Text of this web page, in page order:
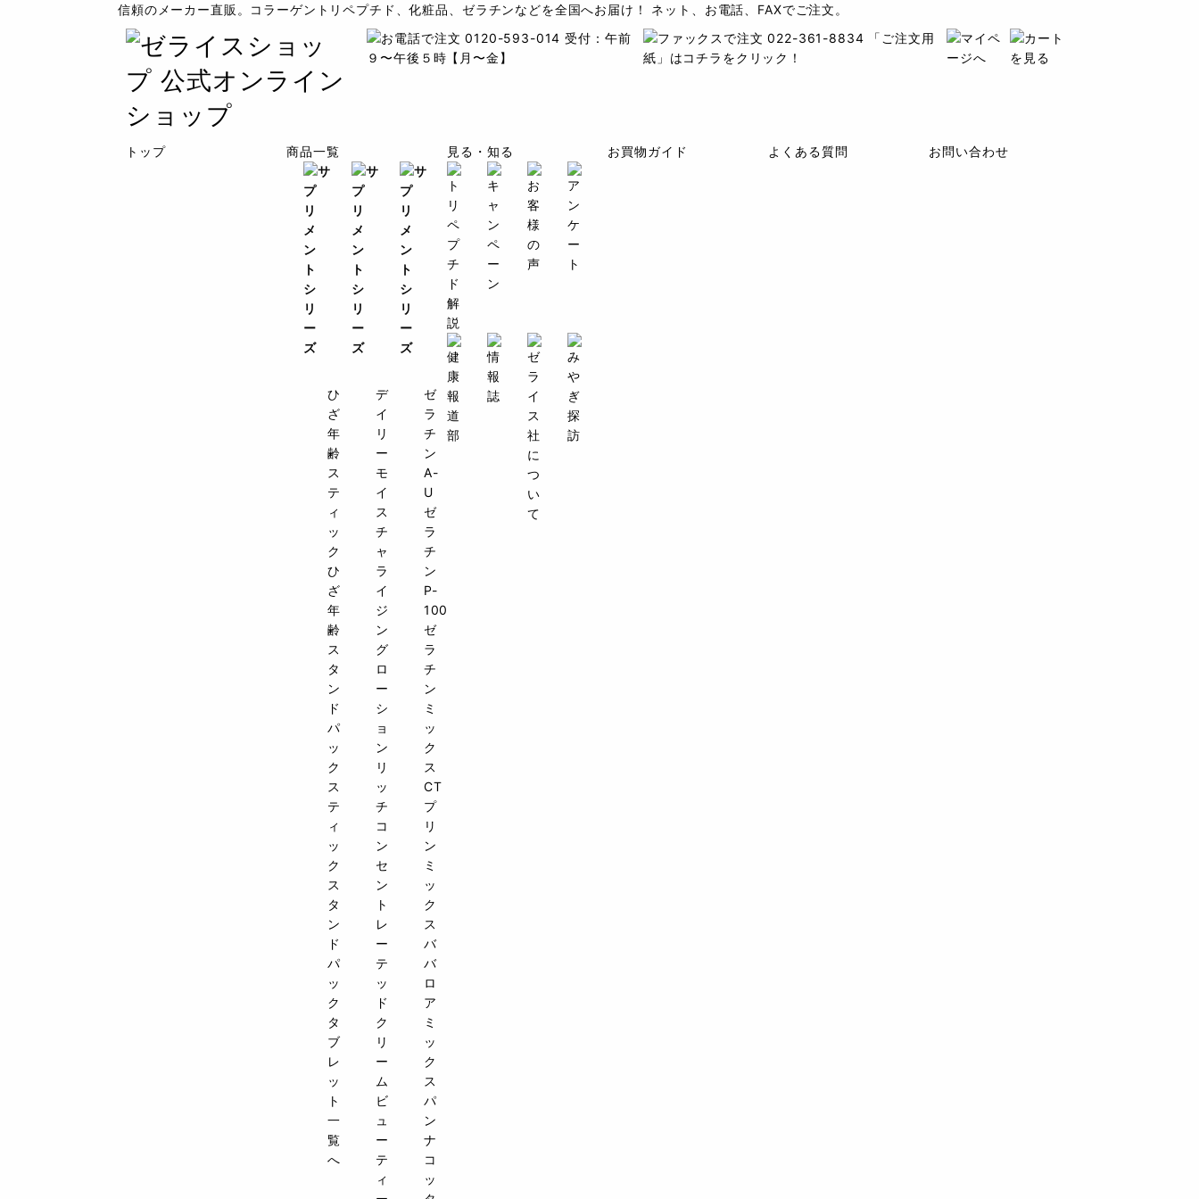
信頼のメーカー直販。コラーゲントリペプチド、化粧品、ゼラチンなどを全国へお届け！ ネット、お電話、FAXでご注文。
トップ 商品一覧
ひ
ざ
年
齢
ス
テ
ィ
ッ
ク
ひ
ざ
年
齢
ス
タ
ン
ド
パ
ッ
ク
ス
テ
ィ
ッ
ク
ス
タ
ン
ド
パ
ッ
ク
タ
ブ
レ
ッ
ト
一
覧
へ
デ
イ
リ
ー
モ
イ
ス
チ
ャ
ラ
イ
ジ
ン
グ
ロ
ー
シ
ョ
ン
リ
ッ
チ
コ
ン
セ
ン
ト
レ
ー
テ
ッ
ド
ク
リ
ー
ム
ビ
ュ
ー
テ
ィ
ゼ
ラ
チ
ン
A-
U
ゼ
ラ
チ
ン
P-
100
ゼ
ラ
チ
ン
ミ
ッ
ク
ス
CT
プ
リ
ン
ミ
ッ
ク
ス
バ
バ
ロ
ア
ミ
ッ
ク
ス
パ
ン
ナ
コ
ッ
見る・知る お買物ガイド よくある質問 お問い合わせ